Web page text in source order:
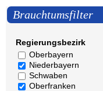
Brauchtumsfilter
Regierungsbezirk
Oberbayern
Niederbayern
Schwaben
Oberfranken